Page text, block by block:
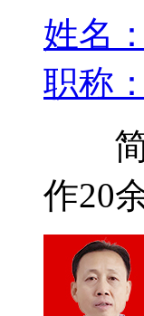
姓名
职称
简
作20